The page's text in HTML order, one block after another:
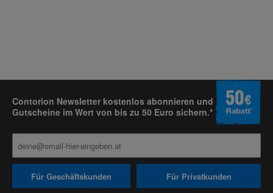
Contorion Newsletter kostenlos abonnieren und
Gutscheine im Wert von bis zu 50 Euro sichern.*
Für Geschäftskunden Für Privatkunden